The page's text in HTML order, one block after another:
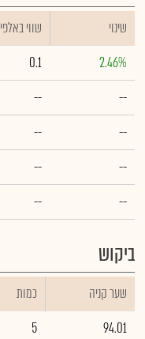
שינוי ₪ שווי באלפי
2.46%
0.1
--
--
--
--
--
--
--
--
ביקוש
שער קניה כמות
94.01
5